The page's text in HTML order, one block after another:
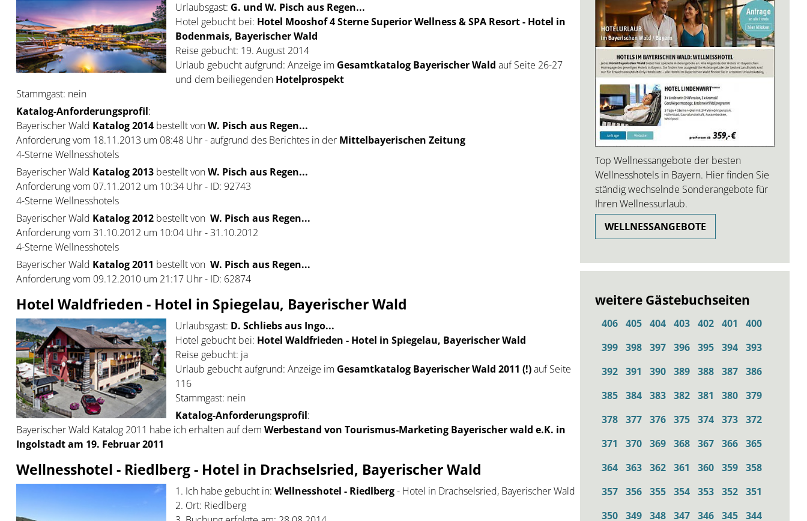
Urlaubsgast: G. und W. Pisch aus Regen...
Hotel gebucht bei: Hotel Mooshof 4 Sterne Superior Wellness & SPA Resort - Hotel in
Bodenmais, Bayerischer Wald
Reise gebucht: 19. August 2014
Urlaub gebucht aufgrund: Anzeige im Gesamtkatalog Bayerischer Wald auf Seite 26-27
und dem beiliegenden Hotelprospekt
Stammgast: nein
Katalog-Anforderungsprofil:
Bayerischer Wald Katalog 2014bestellt vonW. Pisch aus Regen...
Anforderung vom 18.11.2013 um 08:48 Uhr - aufgrund des Berichtes in der Mittelbayerischen Zeitung
4-Sterne Wellnesshotels
Bayerischer Wald Katalog 2013bestellt vonW. Pisch aus Regen...
Anforderung vom 07.11.2012 um 10:34 Uhr - ID: 92743
4-Sterne Wellnesshotels
Bayerischer Wald Katalog 2012bestellt von W. Pisch aus Regen...
Anforderung vom 31.10.2012 um 10:04 Uhr - 31.10.2012
4-Sterne Wellnesshotels
Bayerischer Wald Katalog 2011 bestellt von W. Pisch aus Regen...
Anforderung vom 09.12.2010 um 21:17 Uhr - ID: 62874
Hotel Waldfrieden - Hotel in Spiegelau, Bayerischer Wald
Urlaubsgast: D. Schliebs aus Ingo...
Hotel gebucht bei: Hotel Waldfrieden - Hotel in Spiegelau, Bayerischer Wald
Reise gebucht: ja
Urlaub gebucht aufgrund: Anzeige im Gesamtkatalog Bayerischer Wald 2011 (!)auf Seite
116
Stammgast: nein
Katalog-Anforderungsprofil:
Bayerischer Wald Katalog 2011 habe ich erhalten auf dem Werbestand von Tourismus-Marketing Bayerischer wald e.K. in
Ingolstadt am 19. Februar 2011
Wellnesshotel - Riedlberg - Hotel in Drachselsried, Bayerischer Wald
1. Ich habe gebucht in: Wellnesshotel - Riedlberg- Hotel in Drachselsried, Bayerischer Wald
2. Ort: Riedlberg
Top Wellnessangebote der besten
Wellnesshotels in Bayern. Hier finden Sie
ständig wechselnde Sonderangebote für
Ihren Wellnessurlaub.
WELLNESSANGEBOTE
weitere Gästebuchseiten
406 405 404 403 402 401
400
399 398 397 396 395 394 393
392 391 390 389 388 387 386
385 384 383 382 381 380 379
378 377 376 375 374 373 372
371
370 369 368 367 366 365
364 363 362 361 360 359 358
357 356 355 354 353 352 351
350 349 348 347 346 345 344